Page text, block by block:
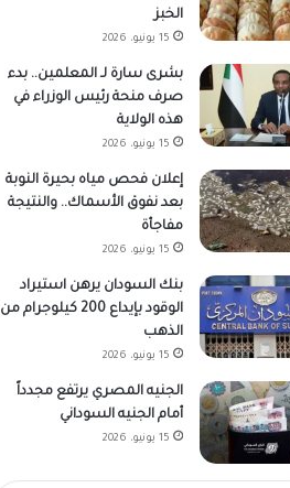
الخبز
15 يونيو، 2026
بشرى سارة لـ المعلمين.. بدء
صرف منحة رئيس الوزراء في
هذه الولاية
15 يونيو، 2026
إعلان فحص مياه بحيرة النوبة
بعد نفوق الأسماك.. والنتيجة
مفاجأة
15 يونيو، 2026
بنك السودان يرهن استيراد
الوقود بإيداع 200 كيلوجرام من
الذهب
15 يونيو، 2026
الجنيه المصري يرتفع مجدداً
أمام الجنيه السوداني
15 يونيو، 2026